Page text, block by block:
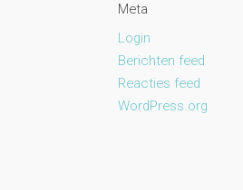
Meta
Login
Berichten feed
Reacties feed
WordPress.org